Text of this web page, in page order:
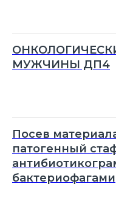
МУЖЧИНЫ ДП4
Посев
патогенный
бактериофагами